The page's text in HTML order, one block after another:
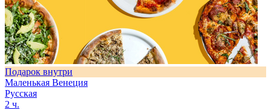
Подарок внутри
Маленькая Венеция
Русская
2 ч.